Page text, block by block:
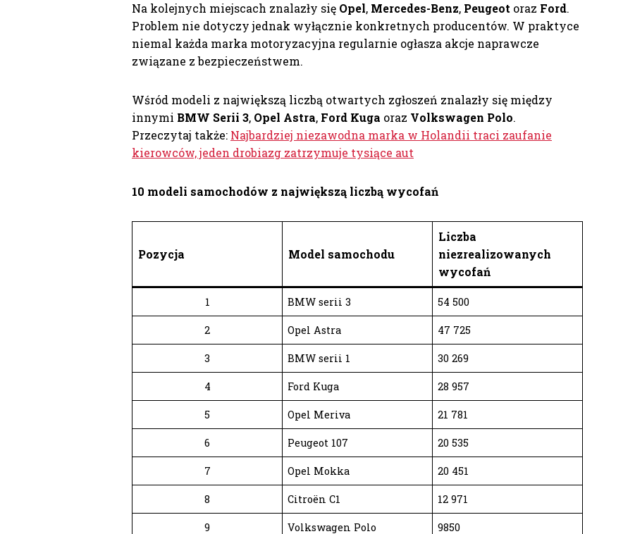
Na kolejnych miejscach znalazły się Opel, Mercedes-Benz, Peugeot oraz Ford.
Problem nie dotyczy jednak wyłącznie konkretnych producentów. W praktyce
niemal każda marka motoryzacyjna regularnie ogłasza akcje naprawcze
związane z bezpieczeństwem.
Wśród modeli z największą liczbą otwartych zgłoszeń znalazły się między
innymi BMW Serii 3, Opel Astra, Ford Kuga oraz Volkswagen Polo.
Przeczytaj także: Najbardziej niezawodna marka w Holandii traci zaufanie
kierowców, jeden drobiazg zatrzymuje tysiące aut
10 modeli samochodów z największą liczbą wycofań
Pozycja Model samochodu
Liczba
niezrealizowanych
wycofań
1 BMW serii 3 54 500
2 Opel Astra 47 725
3 BMW serii 1 30 269
4 Ford Kuga 28 957
5 Opel Meriva 21 781
6 Peugeot 107 20 535
7 Opel Mokka 20 451
8 Citroën C1 12 971
9 Volkswagen Polo 9850